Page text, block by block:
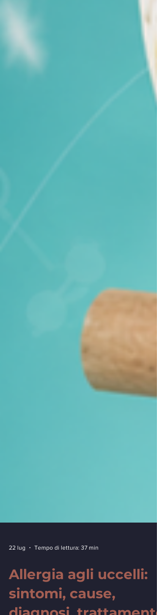
Allergia agli uccelli:
sintomi, cause,